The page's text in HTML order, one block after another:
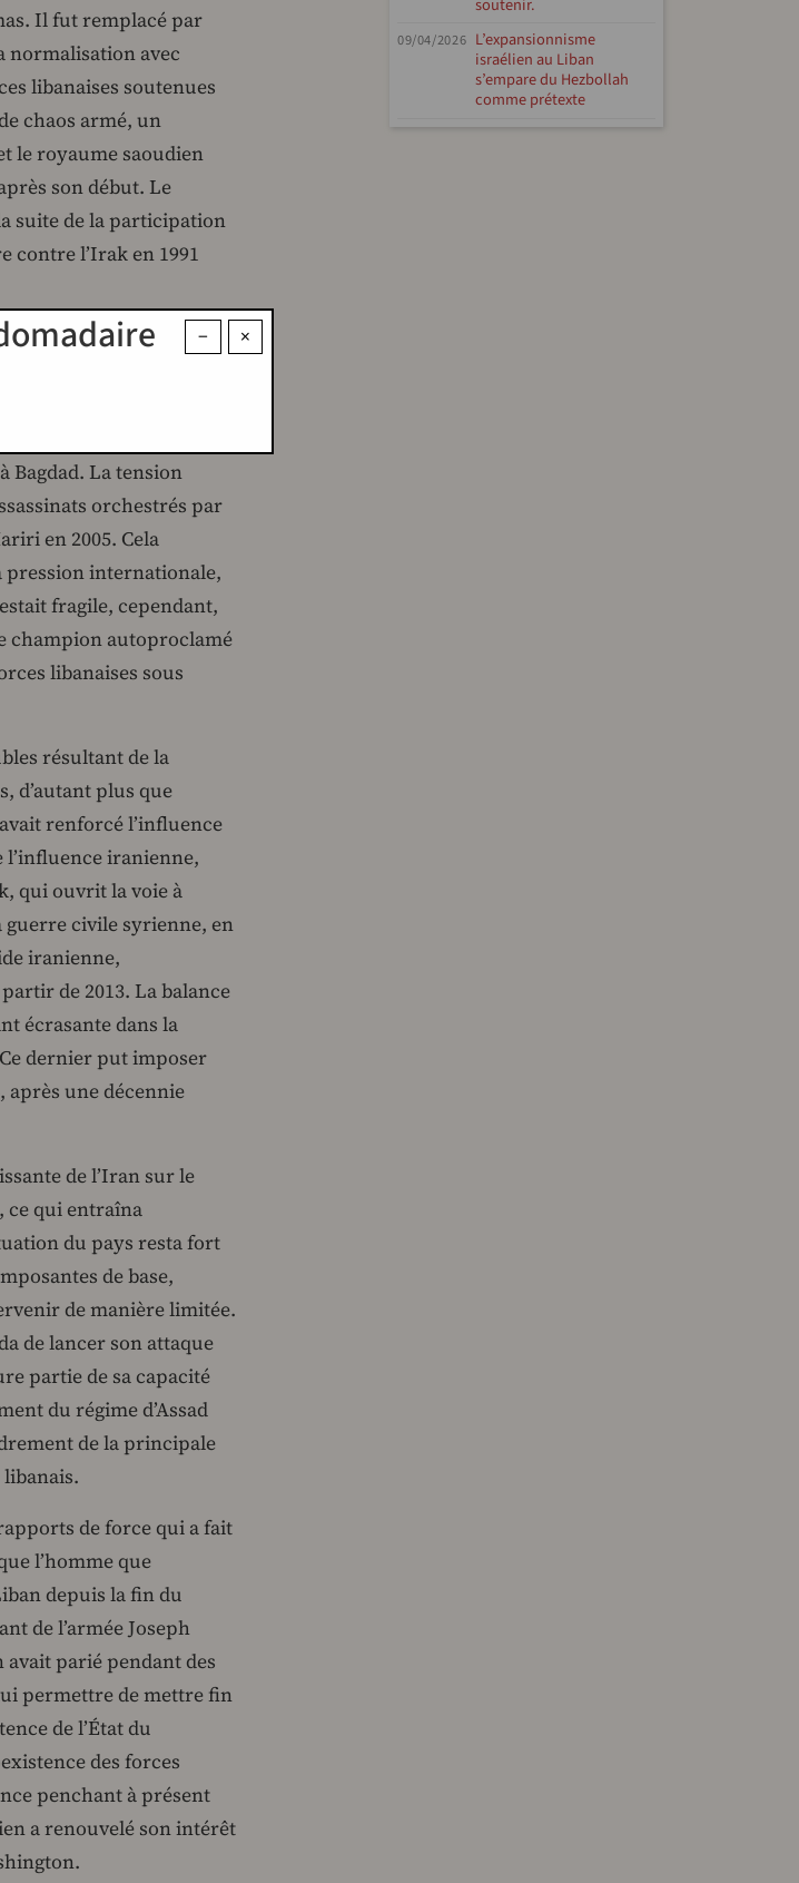
Il fut remplacé par
normalisation avec
libanaises soutenues
chaos armé, un
le royaume saoudien
son début. Le
suite de la participation
contre l’Irak en 1991
» sous tutelle saoudo-
le haut-commissaire
ce que les relations
décision des Etats-Unis
Bagdad. La tension
orchestrés par
en 2005. Cela
pression internationale,
fragile, cependant,
champion autoproclamé
libanaises sous
résultant de la
d’autant plus que
renforcé l’influence
iranienne,
qui ouvrit la voie à
guerre civile syrienne, en
iranienne,
de 2013. La balance
écrasante dans la
dernier put imposer
après une décennie
de l’Iran sur le
ce qui entraîna
du pays resta fort
de base,
de manière limitée.
de lancer son attaque
partie de sa capacité
du régime d’Assad
de la principale
de force qui a fait
l’homme que
depuis la fin du
de l’armée Joseph
parié pendant des
permettre de mettre fin
de l’État du
des forces
penchant à présent
a renouvelé son intérêt
×
−
09/04/2026 L’expansionnisme
israélien au Liban
s’empare du Hezbollah
comme prétexte